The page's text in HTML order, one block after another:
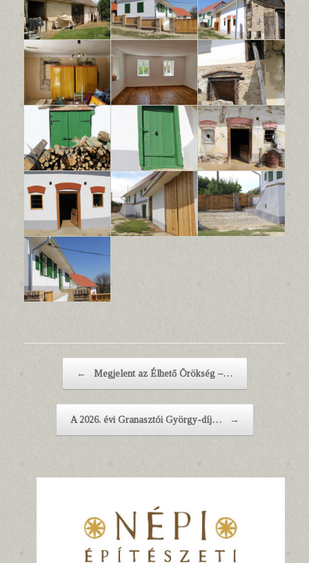
←
Megjelent az Élhető Örökség –…
A 2026. évi Granasztói György-díj… →